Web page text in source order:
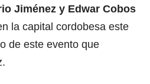
Jiménez y Edwar Cobos
la capital cordobesa este
de este evento que